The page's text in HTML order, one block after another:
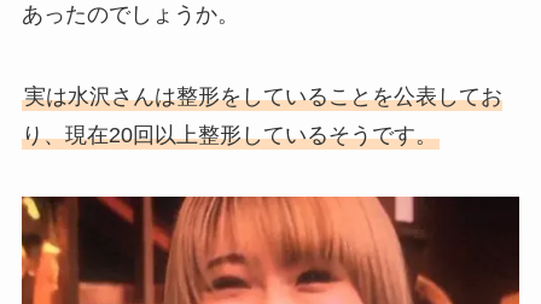
あったのでしょうか。
実は水沢さんは整形をしていることを公表してお
り、現在20回以上整形しているそうです。